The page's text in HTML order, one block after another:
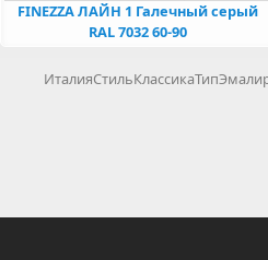
FINEZZA ЛАЙН 1 Галечный серый
RAL 7032 60-90